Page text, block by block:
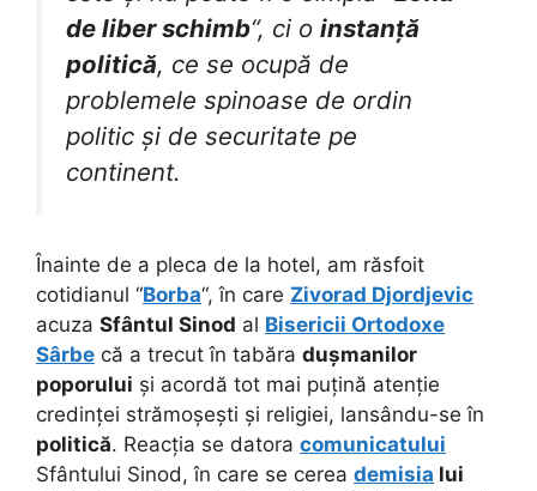
de liber schimb“, ci o instanță
politică, ce se ocupă de
problemele spinoase de ordin
politic și de securitate pe
continent.
Înainte de a pleca de la hotel, am răsfoit
cotidianul “Borba“, în care Zivorad Djordjevic
acuza Sfântul Sinod al Bisericii Ortodoxe
Sârbe că a trecut în tabăra dușmanilor
poporului și acordă tot mai puțină atenție
credinței strămoșești și religiei, lansându-se în
politică. Reacția se datora comunicatului
Sfântului Sinod, în care se cerea demisia lui